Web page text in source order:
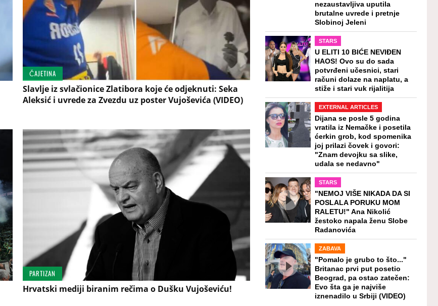
ČAJETINA
Slavlje iz svlačionice Zlatibora koje će odjeknuti: Seka
Aleksić i uvrede za Zvezdu uz poster Vujoševića (VIDEO)
PARTIZAN
Hrvatski mediji biranim rečima o Dušku Vujoševiću!
nezaustavljiva uputila
brutalne uvrede i pretnje
Slobinoj Jeleni
STARS
U ELITI 10 BIĆE NEVIĐEN
HAOS! Ovo su do sada
potvrđeni učesnici, stari
računi dolaze na naplatu, a
stiže i stari vuk rijalitija
EXTERNAL ARTICLES
Dijana se posle 5 godina
vratila iz Nemačke i posetila
ćerkin grob, kod spomenika
joj prilazi čovek i govori:
"Znam devojku sa slike,
udala se nedavno"
STARS
"NEMOJ VIŠE NIKADA DA SI
POSLALA PORUKU MOM
RALETU!" Ana Nikolić
žestoko napala ženu Slobe
Radanovića
ZABAVA
"Pomalo je grubo to što..."
Britanac prvi put posetio
Beograd, pa ostao zatečen:
Evo šta ga je najviše
iznenadilo u Srbiji (VIDEO)